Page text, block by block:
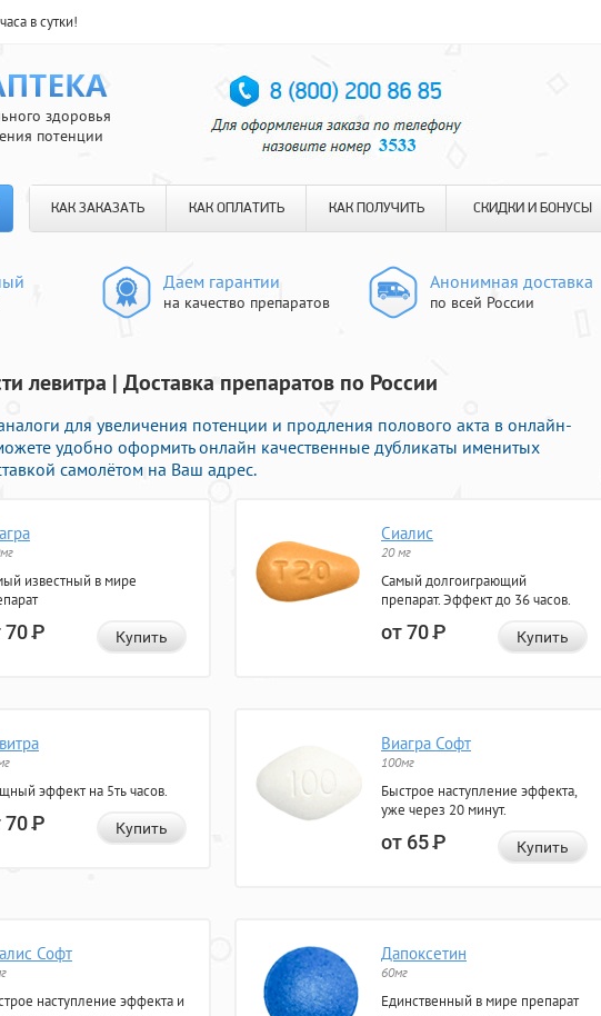
в сутки!
здоровья
потенции
КАК ЗАКАЗАТЬ КАК ОПЛАТИТЬ КАК ПОЛУЧИТЬ СКИДКИ И БОНУСЫ
Даем гарантии
на качество препаратов
Анонимная доставка
по всей России
левитра | Доставка препаратов по России
для увеличения потенции и продления полового акта в онлайн-
удобно оформить онлайн качественные дубликаты именитых
самолётом на Ваш адрес.
известный в мире
70Р Купить
Сиалис
20 мг
Самый долгоиграющий
препарат. Эффект до 36 часов.
от 70Р Купить
эффект на 5ть часов.
70Р Купить
Виагра Софт
100мг
Быстрое наступление эффекта,
уже через 20 минут.
от 65Р Купить
Софт
наступление эффекта и
Дапоксетин
60мг
Единственный в мире препарат